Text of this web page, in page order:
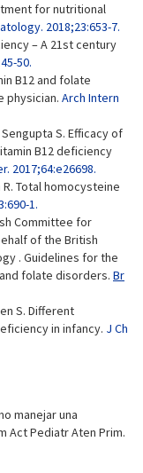
for nutritional
2018;23:653-7.
– A 21st century
50.
B12 and folate
physician. Arch Intern
Sengupta S. Efficacy of
B12 deficiency
2017;64:e26698.
Total homocysteine
1.
Committee for
of the British
. Guidelines for the
folate disorders. Br
S. Different
in infancy. J Ch
manejar una
Act Pediatr Aten Prim.